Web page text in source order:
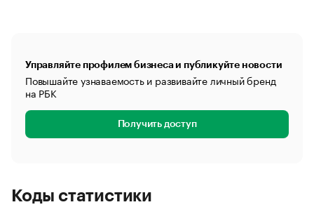
Управляйте профилем бизнеса и публикуйте новости
Повышайте узнаваемость и развивайте личный бренд
на РБК
Получить доступ
Коды статистики